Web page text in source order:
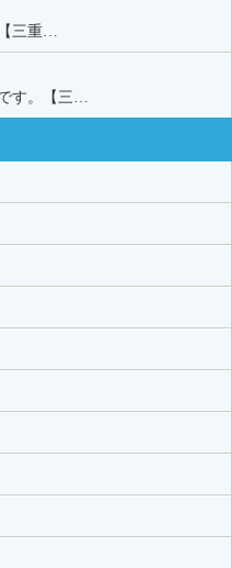
三重…
す。【三…